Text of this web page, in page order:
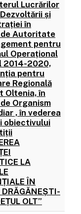
Lucrărilor
și
în
Autoritate
pentru
Operațional
2014-2020,
pentru
Regională
Oltenia, în
Organism
, în vederea
obiectivului
LA
ÎN
DRĂGĂNEȘTI-
OLT”